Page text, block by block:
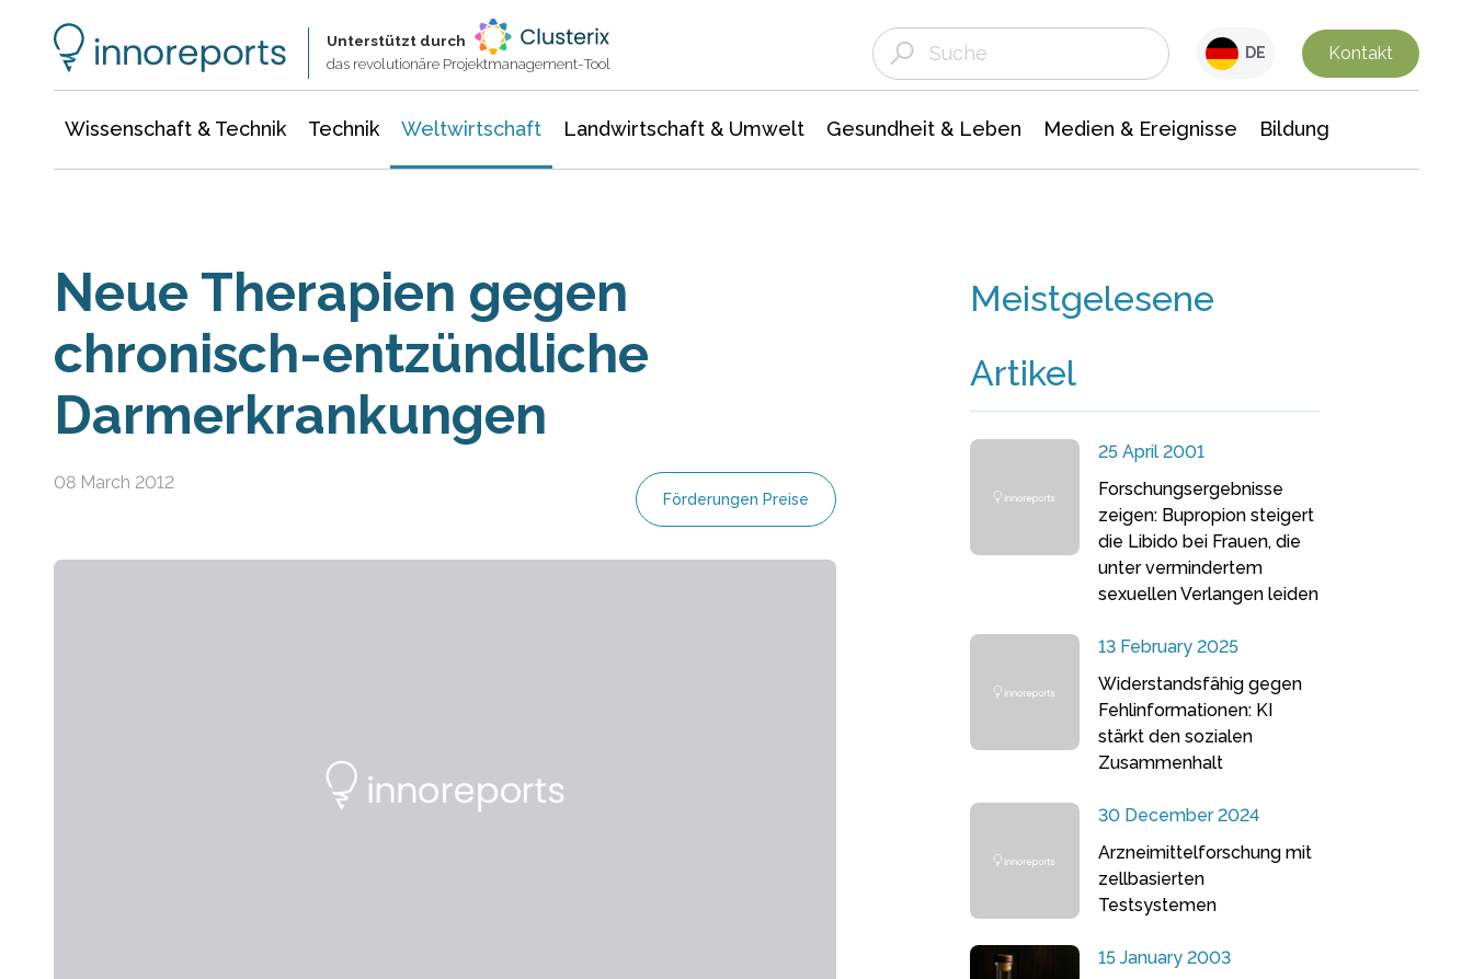
Unterstützt durch
das revolutionäre Projektmanagement-Tool
DE Kontakt
Wissenschaft & Technik Technik Weltwirtschaft Landwirtschaft & Umwelt Gesundheit & Leben Medien & Ereignisse Bildung
Neue Therapien gegen
chronisch-entzündliche
Darmerkrankungen
08 March 2012
Förderungen Preise
Meistgelesene
Artikel
25 April 2001
Forschungsergebnisse
zeigen: Bupropion steigert
die Libido bei Frauen, die
unter vermindertem
sexuellen Verlangen leiden
13 February 2025
Widerstandsfähig gegen
Fehlinformationen: KI
stärkt den sozialen
Zusammenhalt
30 December 2024
Arzneimittelforschung mit
zellbasierten
Testsystemen
15 January 2003